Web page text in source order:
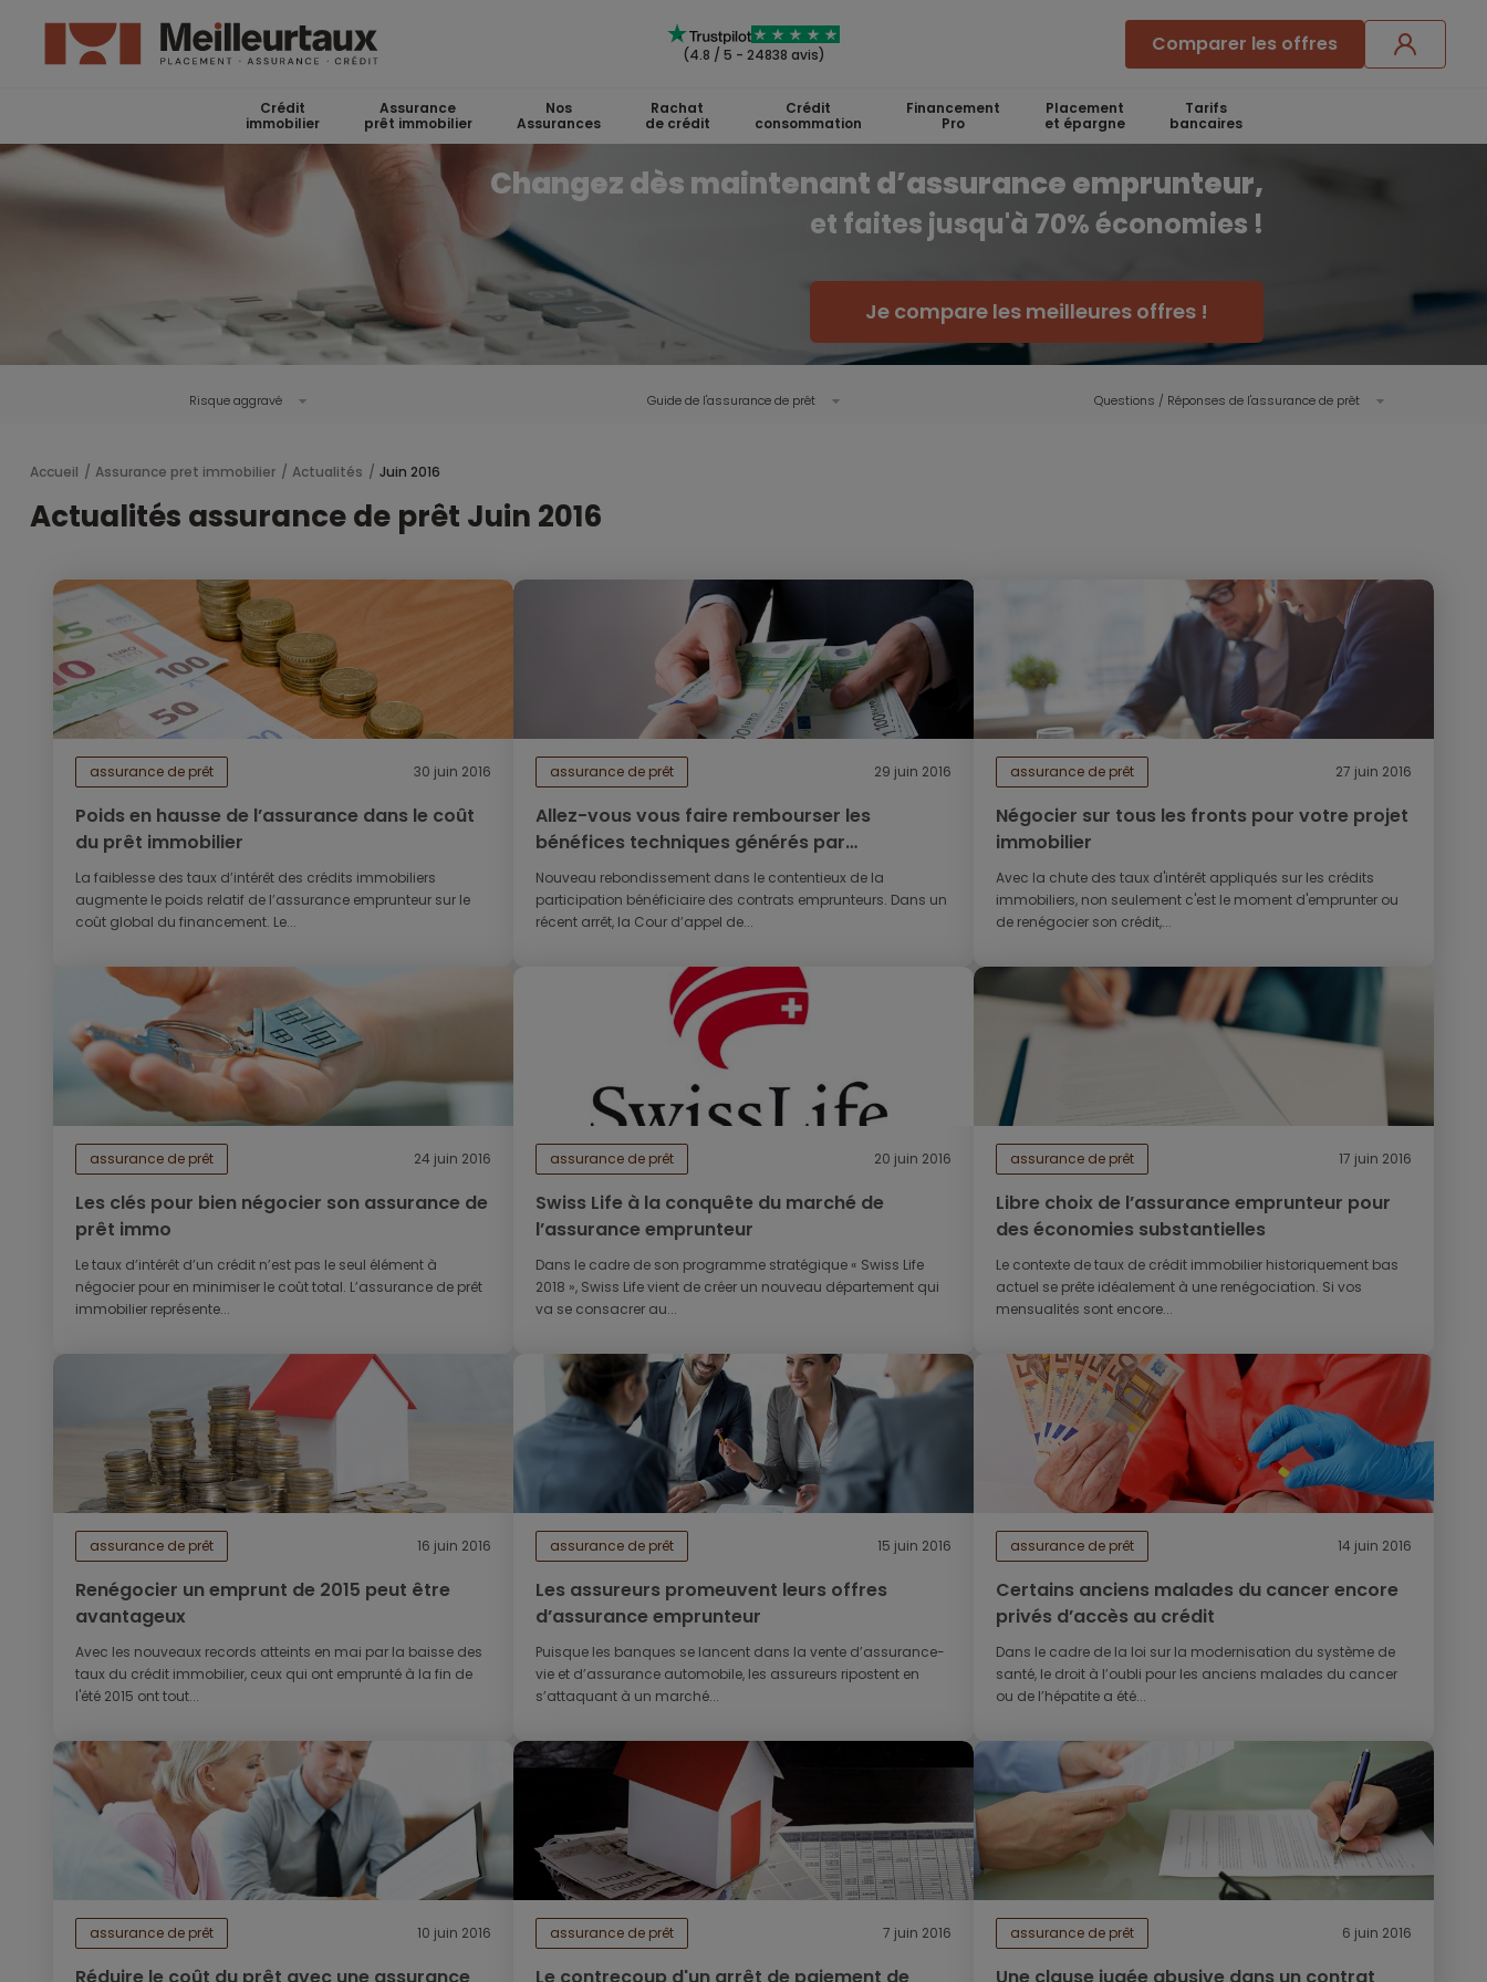
(4.8 / 5 - 24838 avis) Comparer les offres
Crédit
immobilier
Assurance
prêt immobilier
Nos
Assurances
Rachat
de crédit
Crédit
consommation
Financement
Pro
Placement
et épargne
Tarifs
bancaires
Changez dès maintenant d’assurance emprunteur,
et faites jusqu'à 70% économies !
Je compare les meilleures offres !
Risque aggravé Guide de l'assurance de prêt Questions / Réponses de l'assurance de prêt
Accueil Assurance pret immobilier Actualités Juin 2016
Actualités assurance de prêt Juin 2016
assurance de prêt 30 juin 2016
Poids en hausse de l’assurance dans le coût
du prêt immobilier
La faiblesse des taux d’intérêt des crédits immobiliers
augmente le poids relatif de l’assurance emprunteur sur le
coût global du financement. Le...
assurance de prêt 29 juin 2016
Allez-vous vous faire rembourser les
bénéfices techniques générés par
l’assurance emprunteur ?
Nouveau rebondissement dans le contentieux de la
participation bénéficiaire des contrats emprunteurs. Dans un
récent arrêt, la Cour d’appel de...
assurance de prêt 27 juin 2016
Négocier sur tous les fronts pour votre projet
immobilier
Avec la chute des taux d'intérêt appliqués sur les crédits
immobiliers, non seulement c'est le moment d'emprunter ou
de renégocier son crédit,...
assurance de prêt 24 juin 2016
Les clés pour bien négocier son assurance de
prêt immo
Le taux d’intérêt d’un crédit n’est pas le seul élément à
négocier pour en minimiser le coût total. L’assurance de prêt
immobilier représente...
assurance de prêt 20 juin 2016
Swiss Life à la conquête du marché de
l’assurance emprunteur
Dans le cadre de son programme stratégique « Swiss Life
2018 », Swiss Life vient de créer un nouveau département qui
va se consacrer au...
assurance de prêt 17 juin 2016
Libre choix de l’assurance emprunteur pour
des économies substantielles
Le contexte de taux de crédit immobilier historiquement bas
actuel se prête idéalement à une renégociation. Si vos
mensualités sont encore...
assurance de prêt 16 juin 2016
Renégocier un emprunt de 2015 peut être
avantageux
Avec les nouveaux records atteints en mai par la baisse des
taux du crédit immobilier, ceux qui ont emprunté à la fin de
l'été 2015 ont tout...
assurance de prêt 15 juin 2016
Les assureurs promeuvent leurs offres
d’assurance emprunteur
Puisque les banques se lancent dans la vente d’assurance-
vie et d’assurance automobile, les assureurs ripostent en
s’attaquant à un marché...
assurance de prêt 14 juin 2016
Certains anciens malades du cancer encore
privés d’accès au crédit
Dans le cadre de la loi sur la modernisation du système de
santé, le droit à l’oubli pour les anciens malades du cancer
ou de l’hépatite a été...
assurance de prêt 10 juin 2016 assurance de prêt 7 juin 2016 assurance de prêt 6 juin 2016